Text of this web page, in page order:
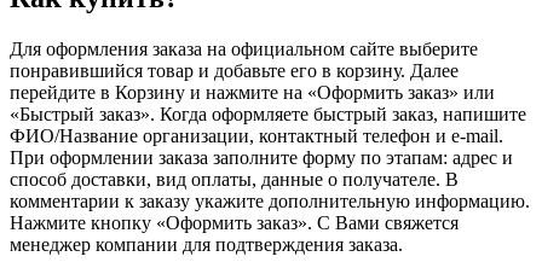
Для оформления заказа на официальном сайте выберите
понравившийся товар и добавьте его в корзину. Далее
перейдите в Корзину и нажмите на «Оформить заказ» или
«Быстрый заказ». Когда оформляете быстрый заказ, напишите
ФИО/Название организации, контактный телефон и e-mail.
При оформлении заказа заполните форму по этапам: адрес и
способ доставки, вид оплаты, данные о получателе. В
комментарии к заказу укажите дополнительную информацию.
Нажмите кнопку «Оформить заказ». С Вами свяжется
менеджер компании для подтверждения заказа.